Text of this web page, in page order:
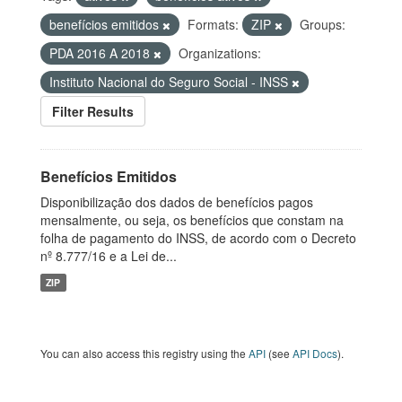
benefícios emitidos
Formats: ZIP
Groups:
PDA 2016 A 2018
Organizations:
Instituto Nacional do Seguro Social - INSS
Filter Results
Benefícios Emitidos
Disponibilização dos dados de benefícios pagos
mensalmente, ou seja, os benefícios que constam na
folha de pagamento do INSS, de acordo com o Decreto
nº 8.777/16 e a Lei de...
ZIP
You can also access this registry using the API (see API Docs).